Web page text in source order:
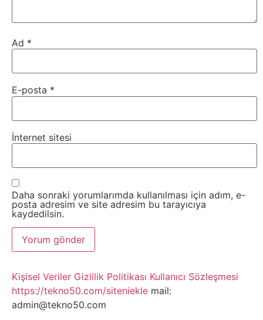
Ad *
E-posta *
İnternet sitesi
Daha sonraki yorumlarımda kullanılması için adım, e-
posta adresim ve site adresim bu tarayıcıya
kaydedilsin.
Kişisel Veriler Gizlilik Politikası Kullanıcı Sözleşmesi
https://tekno50.com/siteniekle mail:
admin@tekno50.com